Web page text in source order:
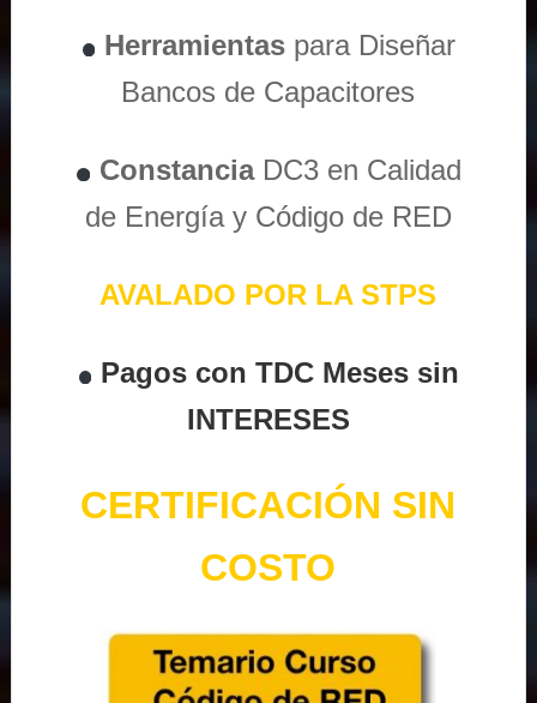
Herramientas para Diseñar
Bancos de Capacitores
ConstanciaDC3 en Calidad
de Energía y Código de RED
AVALADO POR LA STPS
Pagos con TDC Meses sin
INTERESES
CERTIFICACIÓN SIN
COSTO